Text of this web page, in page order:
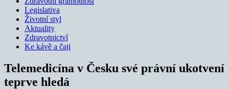
Legislativa
Životní styl
Aktuality
Zdravotnictví
Ke kávě a čaji
Telemedicína v Česku své právní ukotvení
teprve hledá